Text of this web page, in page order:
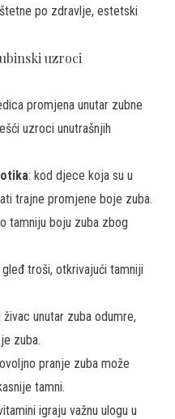
po zdravlje, estetski
uzroci
promjena unutar zubne
uzroci unutrašnjih
: kod djece koja su u
trajne promjene boje zuba.
tamniju boju zuba zbog
troši, otkrivajući tamniji
živac unutar zuba odumre,
zuba.
pranje zuba može
tamni.
igraju važnu ulogu u